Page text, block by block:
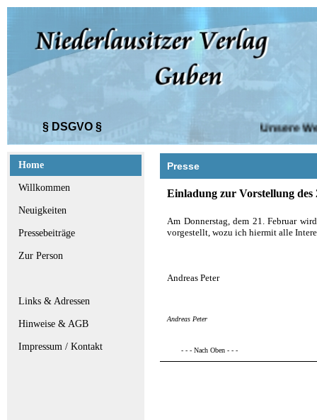
Home
Willkommen
Neuigkeiten
Pressebeiträge
Zur Person
Links & Adressen
Hinweise & AGB
Impressum / Kontakt
Unsere
§ DSGVO §
Presse
Einladung zur Vorstellung des
Am Donnerstag, dem 21. Februar
vorgestellt, wozu ich hiermit alle
Andreas Peter
Andreas Peter
- - - Nach Oben - - -